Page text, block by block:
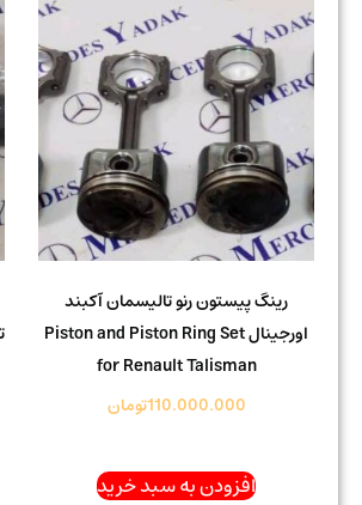
رینگ پیستون رنو تالیسمان آکبند
اورجینال Piston and Piston Ring Set
for Renault Talisman
110.000.000تومان
افزودن به سبد خرید